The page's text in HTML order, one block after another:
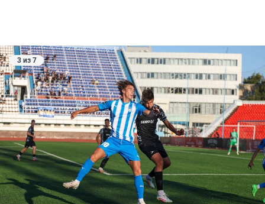
3 из 7